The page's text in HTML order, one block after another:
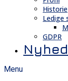
Historie
Ledige
GDPR
Menu